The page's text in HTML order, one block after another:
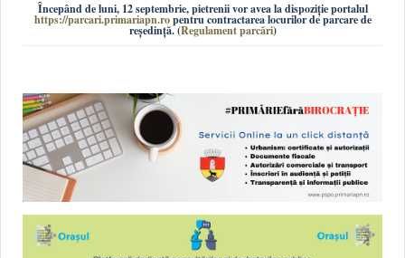
Începând de luni, 12 septembrie, pietrenii vor avea la dispoziție portalul
https://parcari.primariapn.ropentru contractarea locurilor de parcare de
reședință. (Regulament parcări)